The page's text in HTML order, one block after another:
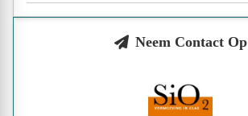
Neem Contact Op